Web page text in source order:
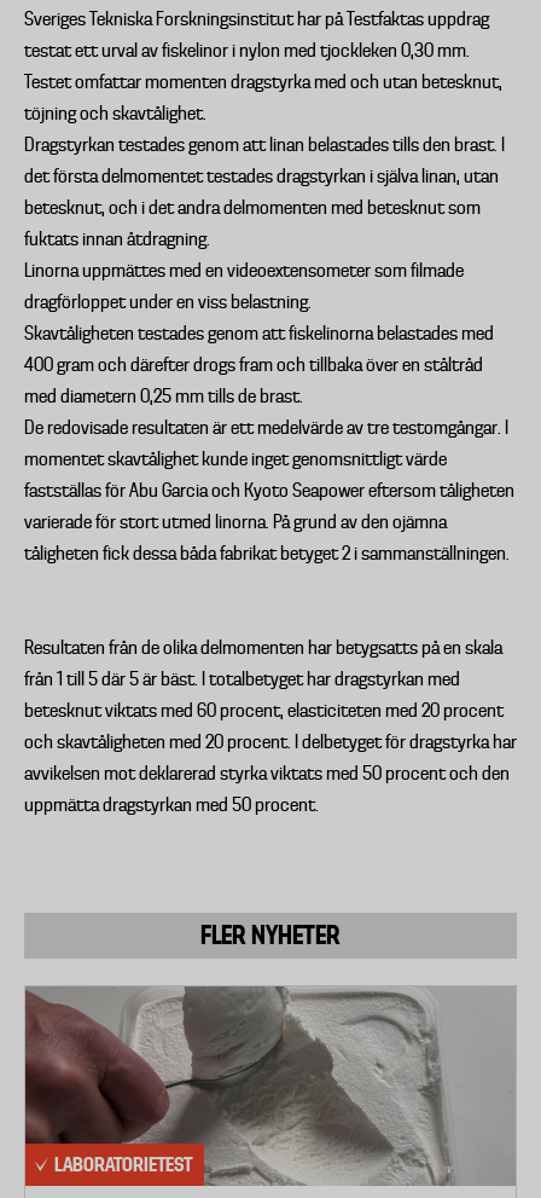
Sveriges Tekniska Forskningsinstitut har på Testfaktas uppdrag
testat ett urval av fiskelinor i nylon med tjockleken 0,30 mm.
Testet omfattar momenten dragstyrka med och utan betesknut,
töjning och skavtålighet.
Dragstyrkan testades genom att linan belastades tills den brast. I
det första delmomentet testades dragstyrkan i själva linan, utan
betesknut, och i det andra delmomenten med betesknut som
fuktats innan åtdragning.
Linorna uppmättes med en videoextensometer som filmade
dragförloppet under en viss belastning.
Skavtåligheten testades genom att fiskelinorna belastades med
400 gram och därefter drogs fram och tillbaka över en ståltråd
med diametern 0,25 mm tills de brast.
De redovisade resultaten är ett medelvärde av tre testomgångar. I
momentet skavtålighet kunde inget genomsnittligt värde
fastställas för Abu Garcia och Kyoto Seapower eftersom tåligheten
varierade för stort utmed linorna. På grund av den ojämna
tåligheten fick dessa båda fabrikat betyget 2 i sammanställningen.
Resultaten från de olika delmomenten har betygsatts på en skala
från 1 till 5 där 5 är bäst. I totalbetyget har dragstyrkan med
betesknut viktats med 60 procent, elasticiteten med 20 procent
och skavtåligheten med 20 procent. I delbetyget för dragstyrka har
avvikelsen mot deklarerad styrka viktats med 50 procent och den
uppmätta dragstyrkan med 50 procent.
FLER NYHETER
LABORATORIETEST